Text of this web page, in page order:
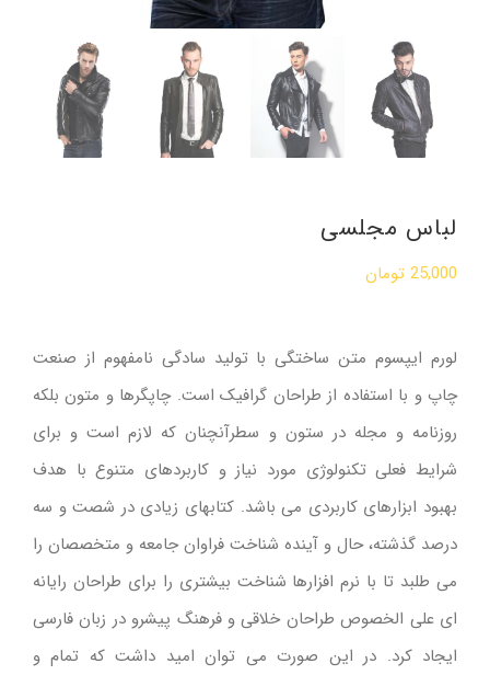
لباس مجلسی
25,000 تومان
لورم ایپسوم متن ساختگی با تولید سادگی نامفهوم از صنعت
چاپ و با استفاده از طراحان گرافیک است. چاپگرها و متون بلکه
روزنامه و مجله در ستون و سطرآنچنان که لازم است و برای
شرایط فعلی تکنولوژی مورد نیاز و کاربردهای متنوع با هدف
بهبود ابزارهای کاربردی می باشد. کتابهای زیادی در شصت و سه
درصد گذشته، حال و آینده شناخت فراوان جامعه و متخصصان را
می طلبد تا با نرم افزارها شناخت بیشتری را برای طراحان رایانه
ای علی الخصوص طراحان خلاقی و فرهنگ پیشرو در زبان فارسی
ایجاد کرد. در این صورت می توان امید داشت که تمام و